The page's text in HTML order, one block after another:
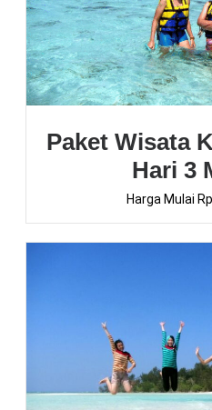
Paket Wisata
Hari 3
Harga Mulai